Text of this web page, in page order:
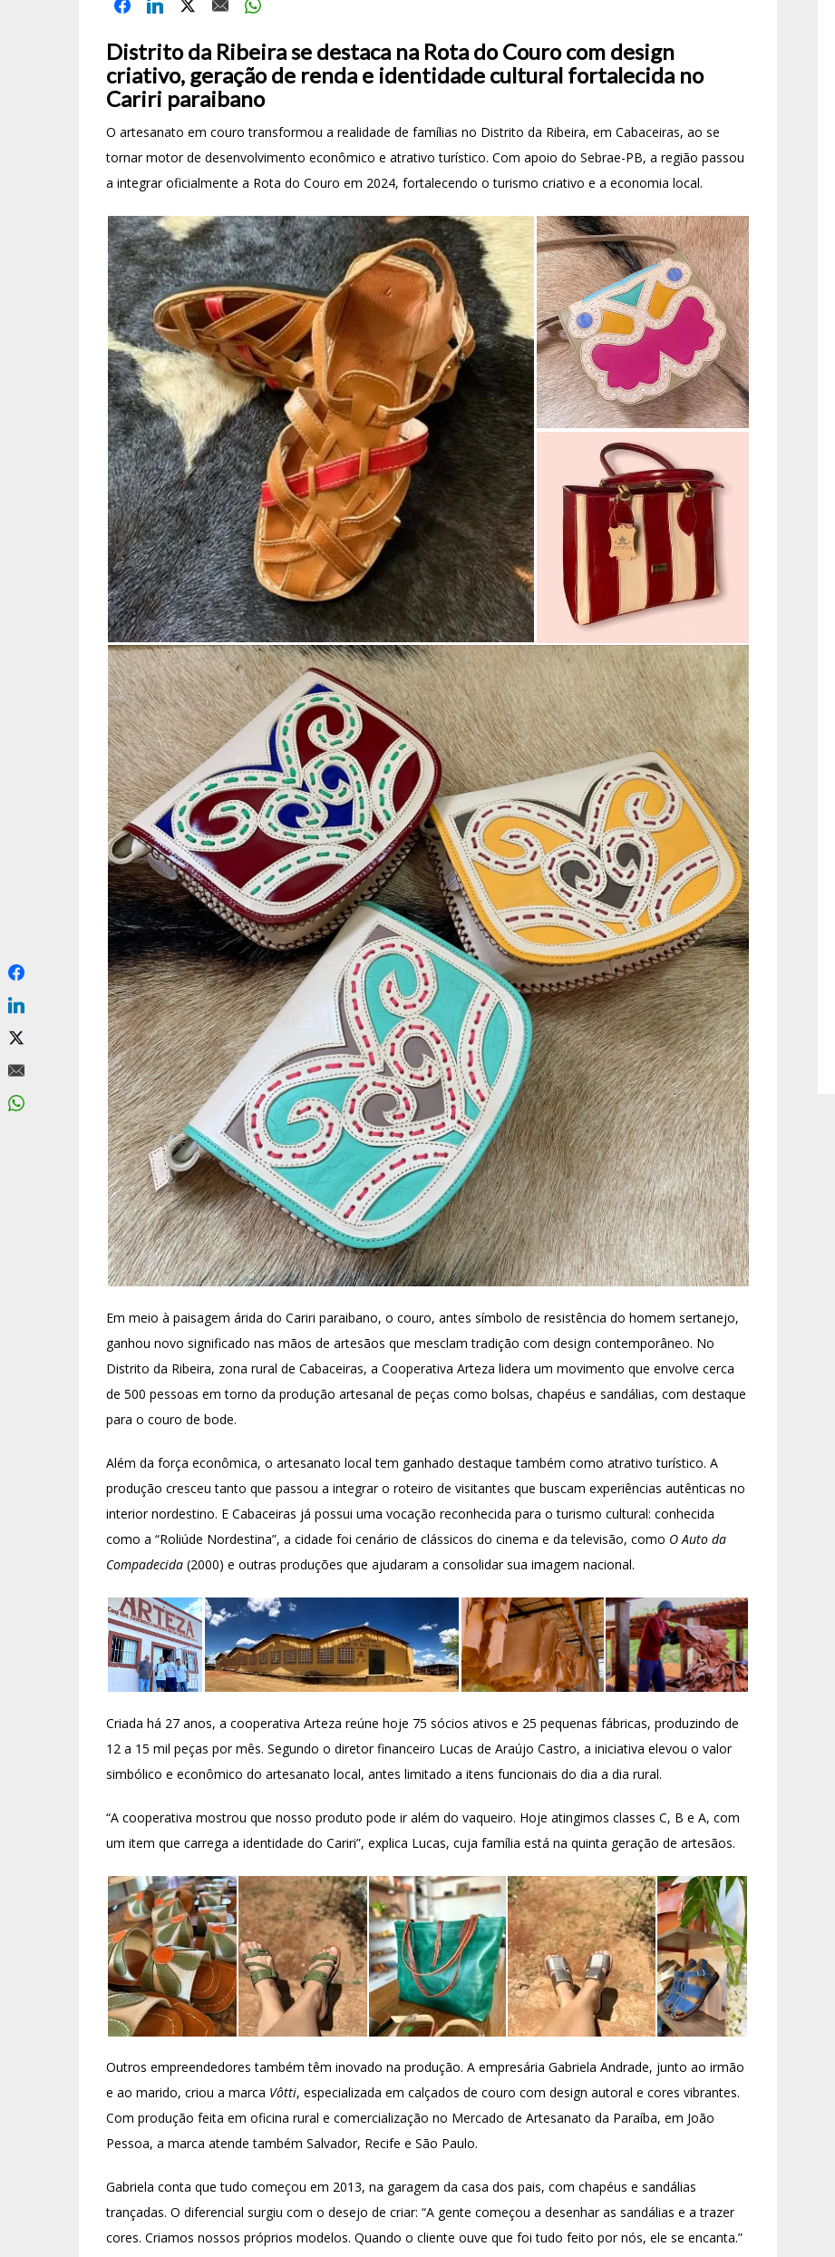
Distrito da Ribeira se destaca na Rota do Couro com design
criativo, geração de renda e identidade cultural fortalecida no
Cariri paraibano
O artesanato em couro transformou a realidade de famílias no Distrito da Ribeira, em Cabaceiras, ao se
tornar motor de desenvolvimento econômico e atrativo turístico. Com apoio do Sebrae-PB, a região passou
a integrar oficialmente a Rota do Couro em 2024, fortalecendo o turismo criativo e a economia local.
Em meio à paisagem árida do Cariri paraibano, o couro, antes símbolo de resistência do homem sertanejo,
ganhou novo significado nas mãos de artesãos que mesclam tradição com design contemporâneo. No
Distrito da Ribeira, zona rural de Cabaceiras, a Cooperativa Arteza lidera um movimento que envolve cerca
de 500 pessoas em torno da produção artesanal de peças como bolsas, chapéus e sandálias, com destaque
para o couro de bode.
Além da força econômica, o artesanato local tem ganhado destaque também como atrativo turístico. A
produção cresceu tanto que passou a integrar o roteiro de visitantes que buscam experiências autênticas no
interior nordestino. E Cabaceiras já possui uma vocação reconhecida para o turismo cultural: conhecida
como a “Roliúde Nordestina”, a cidade foi cenário de clássicos do cinema e da televisão, como O Auto da
Compadecida (2000) e outras produções que ajudaram a consolidar sua imagem nacional.
Criada há 27 anos, a cooperativa Arteza reúne hoje 75 sócios ativos e 25 pequenas fábricas, produzindo de
12 a 15 mil peças por mês. Segundo o diretor financeiro Lucas de Araújo Castro, a iniciativa elevou o valor
simbólico e econômico do artesanato local, antes limitado a itens funcionais do dia a dia rural.
“A cooperativa mostrou que nosso produto pode ir além do vaqueiro. Hoje atingimos classes C, B e A, com
um item que carrega a identidade do Cariri”, explica Lucas, cuja família está na quinta geração de artesãos.
Outros empreendedores também têm inovado na produção. A empresária Gabriela Andrade, junto ao irmão
e ao marido, criou a marca Vôtti, especializada em calçados de couro com design autoral e cores vibrantes.
Com produção feita em oficina rural e comercialização no Mercado de Artesanato da Paraíba, em João
Pessoa, a marca atende também Salvador, Recife e São Paulo.
Gabriela conta que tudo começou em 2013, na garagem da casa dos pais, com chapéus e sandálias
trançadas. O diferencial surgiu com o desejo de criar: “A gente começou a desenhar as sandálias e a trazer
cores. Criamos nossos próprios modelos. Quando o cliente ouve que foi tudo feito por nós, ele se encanta.”